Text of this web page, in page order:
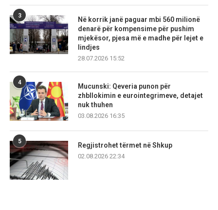
3
Në korrik janë paguar mbi 560 milionë
denarë për kompensime për pushim
mjekësor, pjesa më e madhe për lejet e
lindjes
28.07.2026 15:52
4
Mucunski: Qeveria punon për
zhbllokimin e eurointegrimeve, detajet
nuk thuhen
03.08.2026 16:35
5
Regjistrohet tërmet në Shkup
02.08.2026 22:34